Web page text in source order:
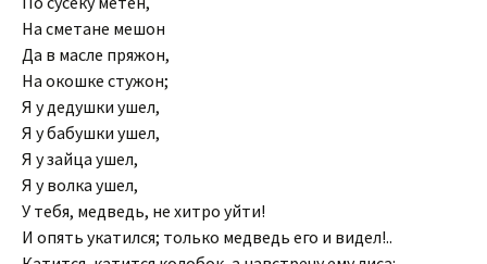
На сметане мешон
Да в масле пряжон,
На окошке стужон;
Я у дедушки ушел,
Я у бабушки ушел,
Я у зайца ушел,
Я у волка ушел,
У тебя, медведь, не хитро уйти!
И опять укатился; только медведь его и видел!..